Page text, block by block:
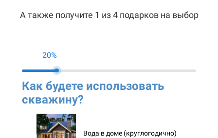
А также получите 1 из 4 подарков на выбор
20%
Как будете использовать
скважину?
Вода в доме (круглогодично)